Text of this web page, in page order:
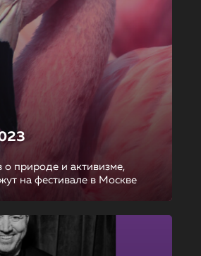
природе и активизме,
на фестивале в Москве